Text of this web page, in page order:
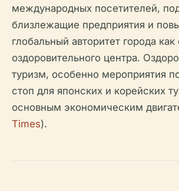
международных посетителей,
близлежащие предприятия и
глобальный авторитет города
оздоровительного центра.
туризм, особенно мероприятия
стоп для японских и корейских
основным экономическим
Times).